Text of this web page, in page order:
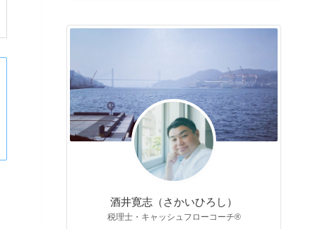
リ
酒井寛志（さかいひろし）
税理士・キャッシュフローコーチ®